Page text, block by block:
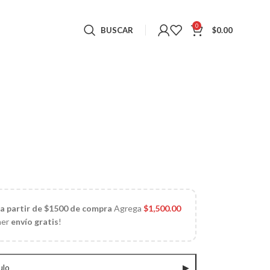
BUSCAR 0 $0.00
partir de $1500 de compra Agrega$1,500.00
envío gratis!
▶